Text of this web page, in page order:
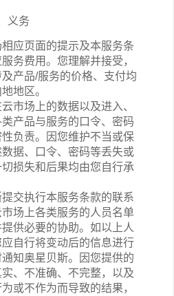
义务
应页面的提示及本服务条
务费用。您理解并接受，
产品/服务的价格、支付均
地区。
云市场 上的数据以及进入、
类产品与服务的口令、密码
负责。因您维护不当或保
据、口令、密码等丢失或
损失和后果均由您自行承
交执行本服务条款的联系
市场 上各类服务的人员名单
供必要的协助。如以上人
自行将变动后的信息进行
知奥星贝斯。因您提供的
、不准确、不完整，以及
或不作为而导致的结果，